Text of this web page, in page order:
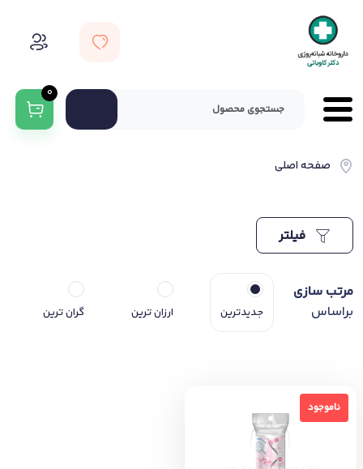
0
صفحه اصلی
مرتب سازی
براساس
جدیدترین ارزان ترین گران ترین
ناموجود
ناموجود